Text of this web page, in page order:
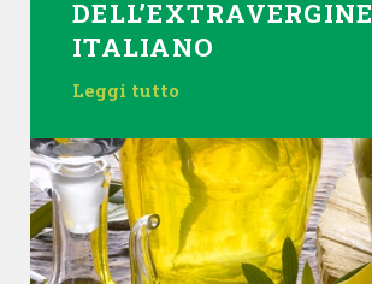
DELL’EXTRAVERGINE
ITALIANO
Leggi tutto